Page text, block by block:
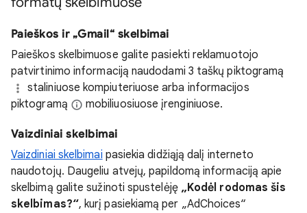
Paieškos ir „Gmail“ skelbimai
Paieškos skelbimuose galite pasiekti reklamuotojo
patvirtinimo informaciją naudodami 3 taškų piktogramą
staliniuose kompiuteriuose arba informacijos
piktogramą
mobiliuosiuose įrenginiuose.
Vaizdiniai skelbimai
Vaizdiniai skelbimai pasiekia didžiąją dalį interneto
naudotojų. Daugeliu atvejų, papildomą informaciją apie
skelbimą galite sužinoti spustelėję „Kodėl rodomas šis
skelbimas?“, kurį pasiekiamą per „AdChoices“